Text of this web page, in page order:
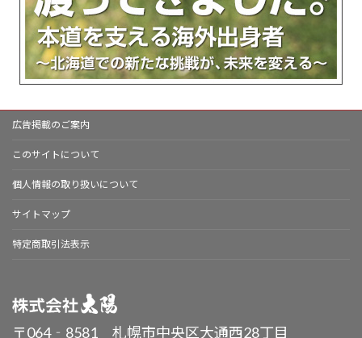
広告掲載のご案内
このサイトについて
個人情報の取り扱いについて
サイトマップ
特定商取引法表示
〒064‐8581 札幌市中央区大通西28丁目